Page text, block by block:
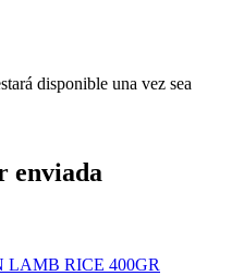
disponible una vez sea
enviada